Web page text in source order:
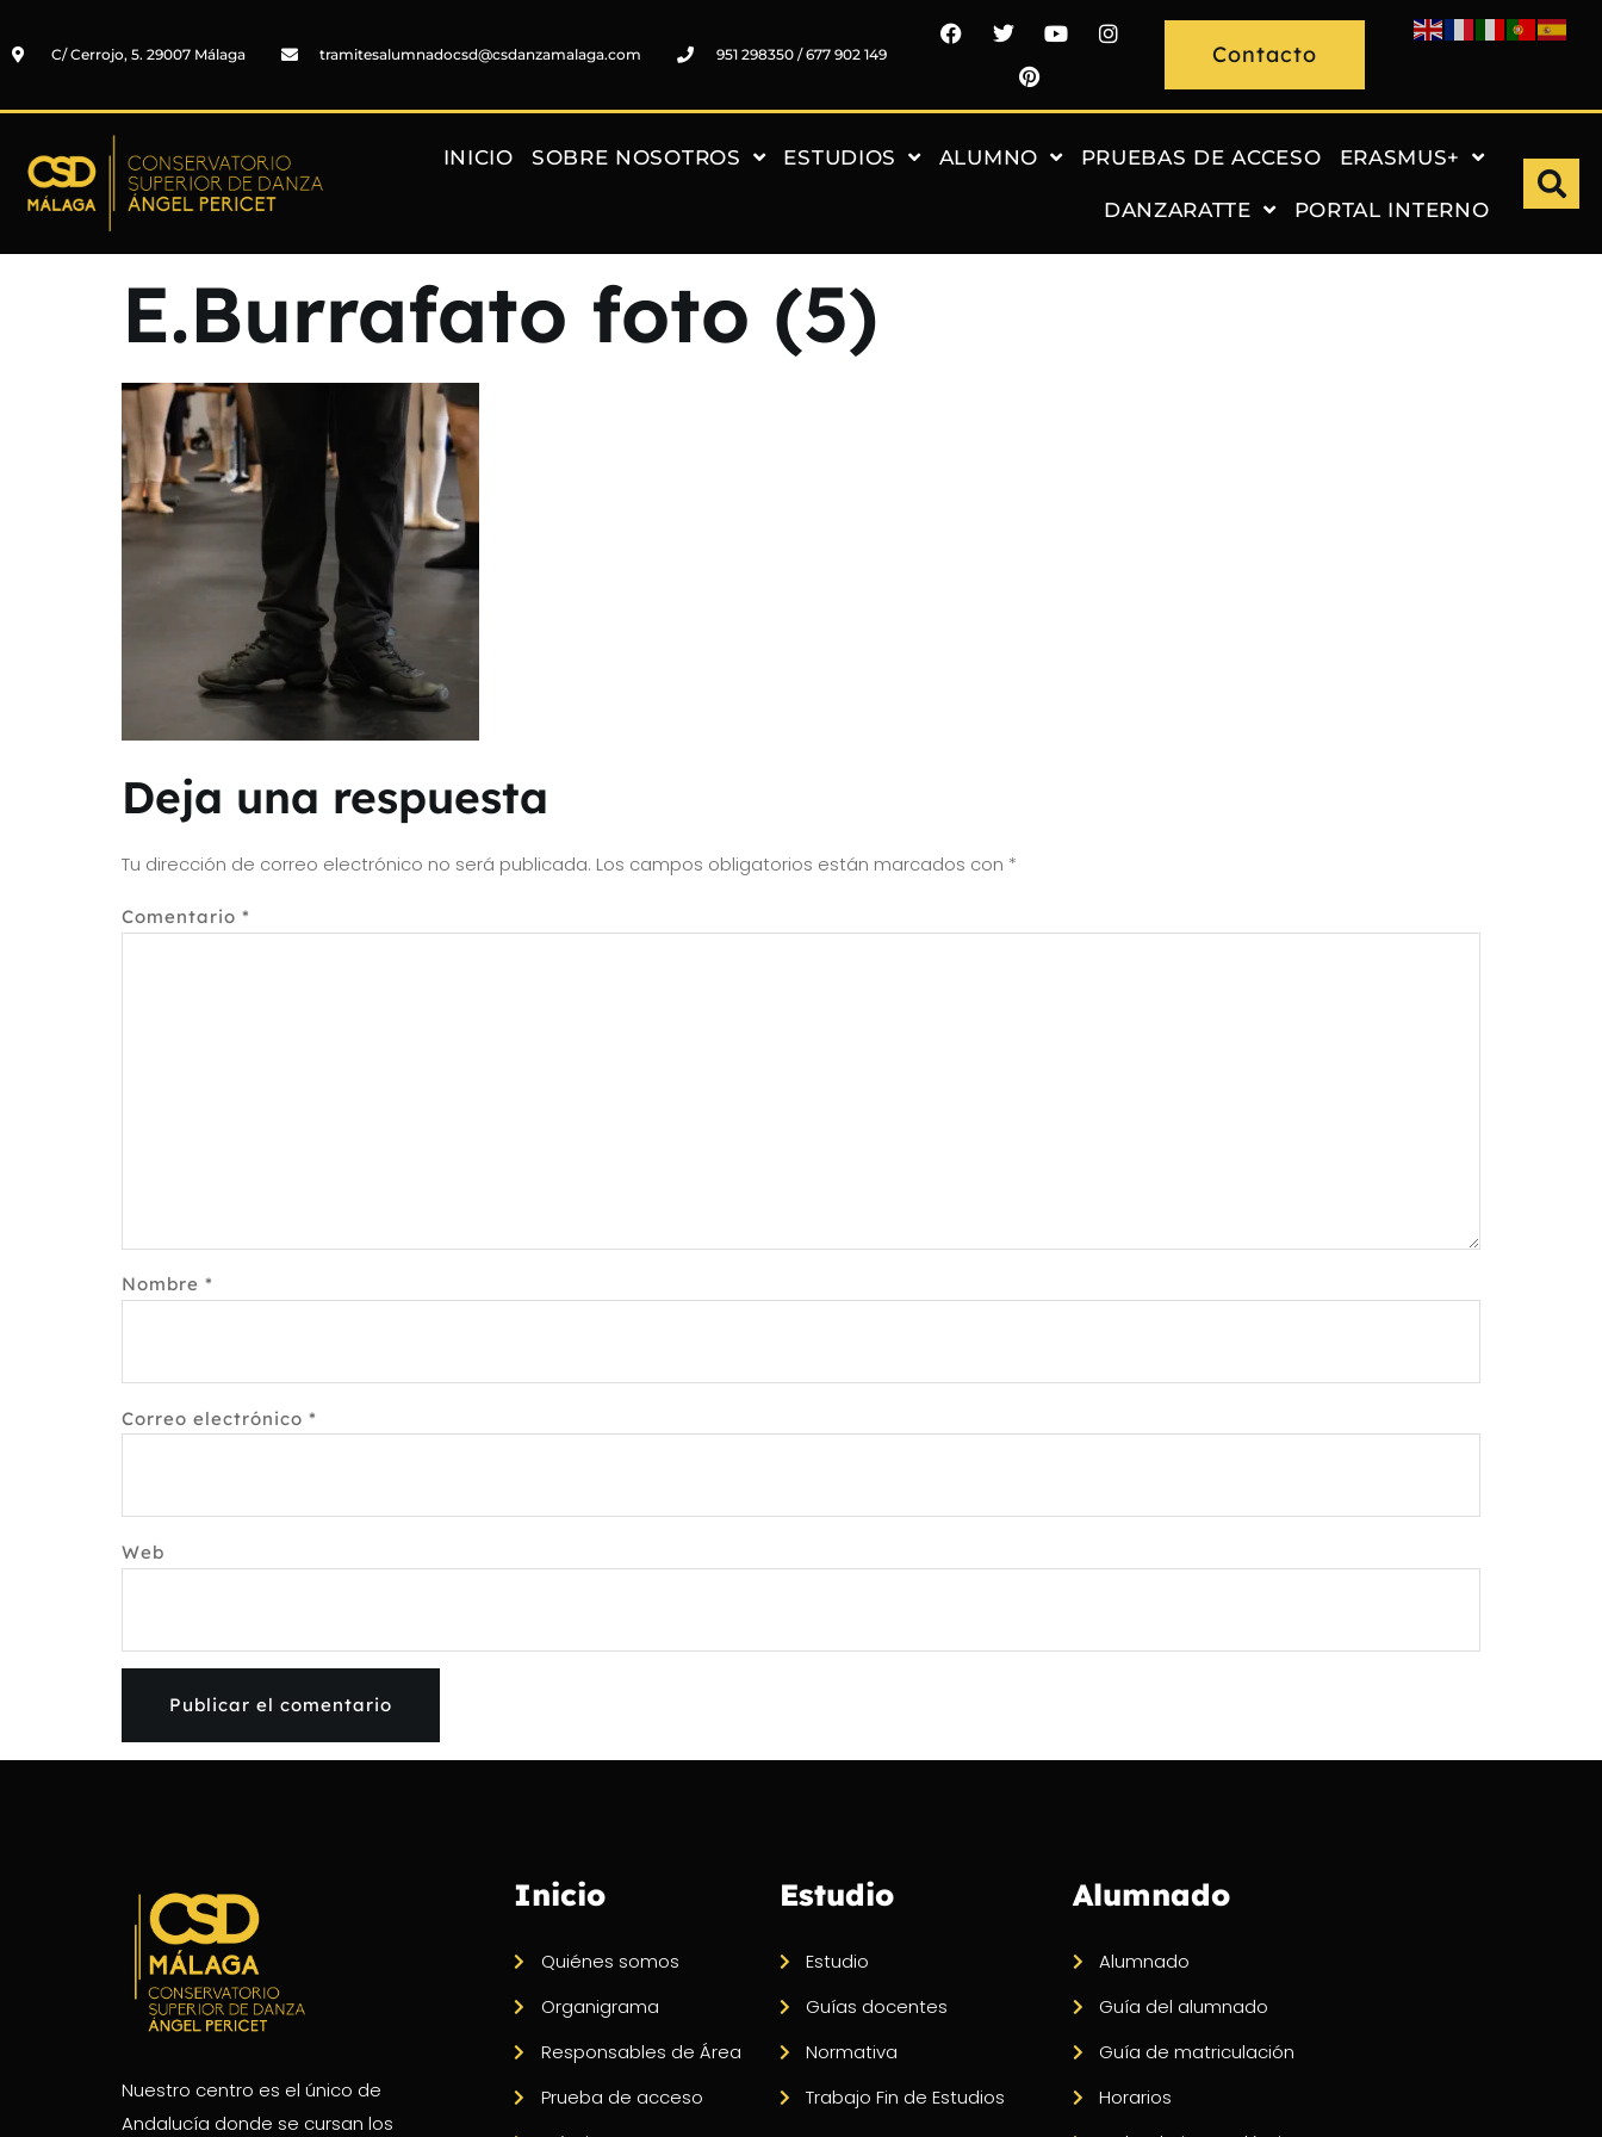
C/ Cerrojo, 5. 29007 Málaga tramitesalumnadocsd@csdanzamalaga.com 951 298350 / 677 902 149 Contacto
INICIO SOBRE NOSOTROS ESTUDIOS ALUMNO PRUEBAS DE ACCESO ERASMUS+
DANZARATTE PORTAL INTERNO
E.Burrafato foto (5)
Deja una respuesta
Tu dirección de correo electrónico no será publicada. Los campos obligatorios están marcados con *
Comentario *
Nombre *
Correo electrónico *
Web
Nuestro centro es el único de
Andalucía donde se cursan los
Inicio
Quiénes somos
Organigrama
Responsables de Área
Prueba de acceso
Estudio
Estudio
Guías docentes
Normativa
Trabajo Fin de Estudios
Alumnado
Alumnado
Guía del alumnado
Guía de matriculación
Horarios